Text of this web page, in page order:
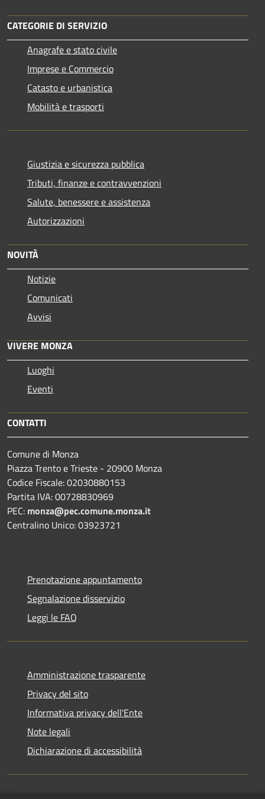
CATEGORIE DI SERVIZIO
Anagrafe e stato civile
Imprese e Commercio
Catasto e urbanistica
Mobilità e trasporti
Giustizia e sicurezza pubblica
Tributi, finanze e contravvenzioni
Salute, benessere e assistenza
Autorizzazioni
NOVITÀ
Notizie
Comunicati
Avvisi
VIVERE MONZA
Luoghi
Eventi
CONTATTI
Comune di Monza
Piazza Trento e Trieste - 20900 Monza
Codice Fiscale: 02030880153
Partita IVA: 00728830969
PEC: monza@pec.comune.monza.it
Centralino Unico: 03923721
Prenotazione appuntamento
Segnalazione disservizio
Leggi le FAQ
Amministrazione trasparente
Privacy del sito
Informativa privacy dell'Ente
Note legali
Dichiarazione di accessibilità